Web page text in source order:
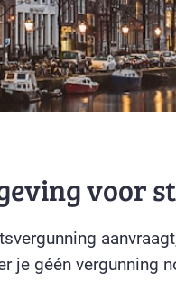
voor
je géén vergunning